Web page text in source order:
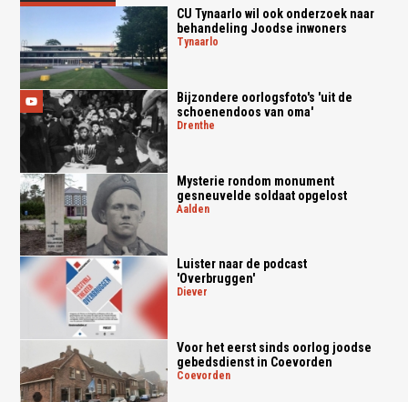
CU Tynaarlo wil ook onderzoek naar
behandeling Joodse inwoners
tynaarlo
Bijzondere oorlogsfoto's 'uit de
schoenendoos van oma'
drenthe
Mysterie rondom monument
gesneuvelde soldaat opgelost
aalden
Luister naar de podcast
'Overbruggen'
diever
Voor het eerst sinds oorlog joodse
gebedsdienst in Coevorden
coevorden